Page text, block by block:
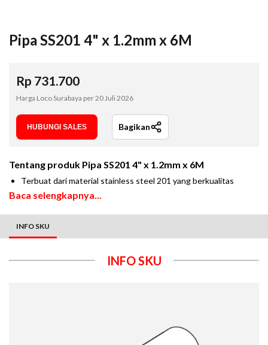
Pipa SS201 4" x 1.2mm x 6M
Rp 731.700
Harga Loco Surabaya per20 Juli 2026
HUBUNGI SALES Bagikan
Tentang produk Pipa SS201 4" x 1.2mm x 6M
Terbuat dari material stainless steel 201 yang berkualitas
Baca selengkapnya...
INFO SKU
INFO SKU